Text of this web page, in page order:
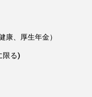
康、厚生年金）
限る)